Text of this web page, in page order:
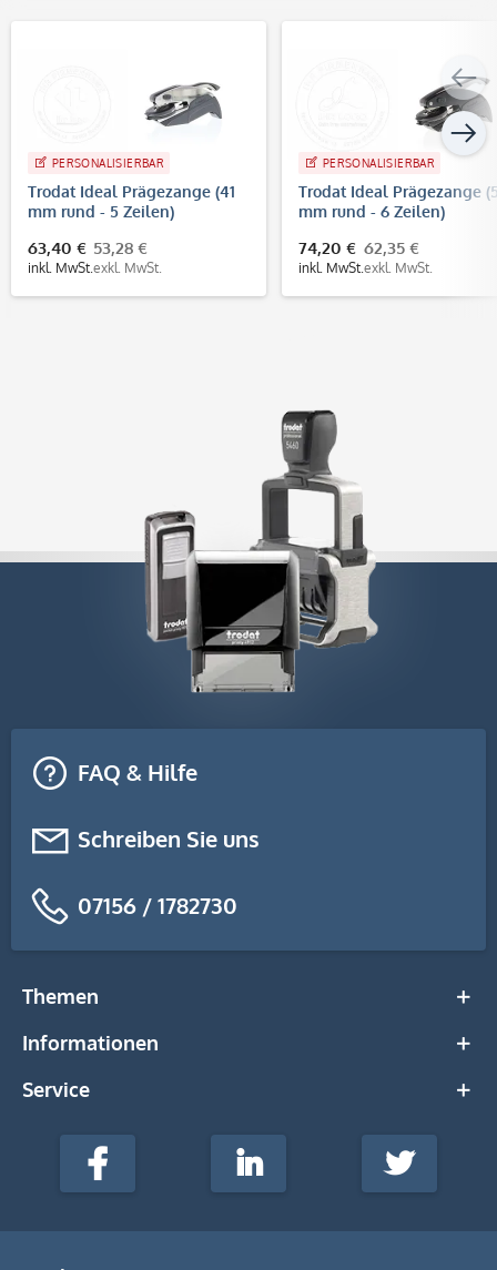
PERSONALISIERBAR
Trodat Ideal Prägezange (41
mm rund - 5 Zeilen)
63,40 €
inkl. MwSt.
53,28 €
exkl. MwSt.
PERSONALISIERBAR
Trodat Ideal Prägezange
mm rund - 6 Zeilen)
74,20 €
inkl. MwSt.
62,35 €
exkl. MwSt.
FAQ & Hilfe
Schreiben Sie uns
07156 / 1782730
Themen
Informationen
Service
stempel-
Media
Facebook LinkedIn Twitter